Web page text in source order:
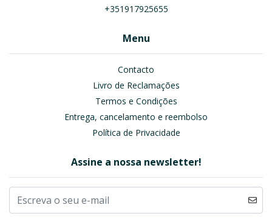
+351917925655
Menu
Contacto
Livro de Reclamações
Termos e Condições
Entrega, cancelamento e reembolso
Política de Privacidade
Assine a nossa newsletter!